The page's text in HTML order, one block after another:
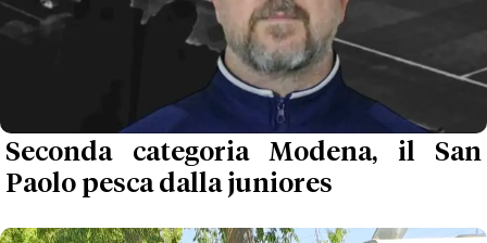
Seconda categoria Modena, il San
Paolo pesca dalla juniores